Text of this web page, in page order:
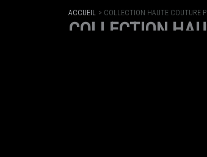
ACCUEIL COLLECTION HAUTE COUTURE
COLLECTION